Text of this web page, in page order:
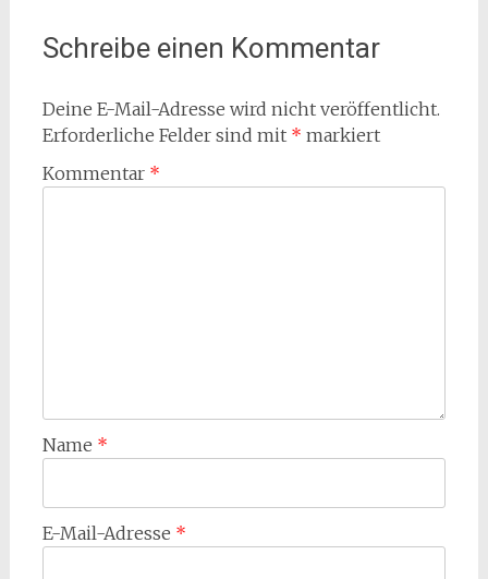
Schreibe einen Kommentar
Deine E-Mail-Adresse wird nicht veröffentlicht.
Erforderliche Felder sind mit * markiert
Kommentar *
Name *
E-Mail-Adresse *